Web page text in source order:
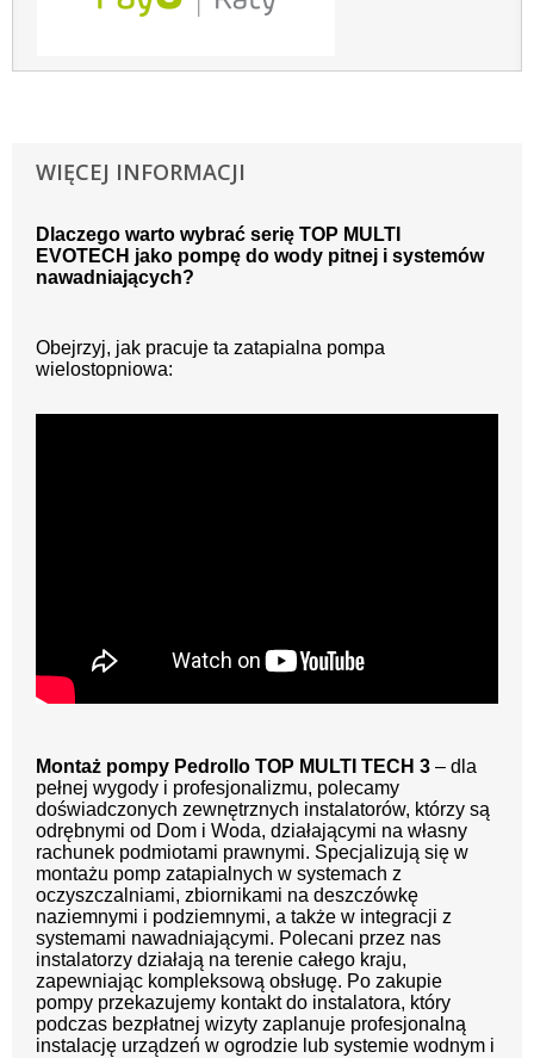
WIĘCEJ INFORMACJI
Dlaczego warto wybrać serię TOP MULTI
EVOTECH jako pompę do wody pitnej i systemów
nawadniających?
Obejrzyj, jak pracuje ta zatapialna pompa
wielostopniowa:
Montaż pompy Pedrollo TOP MULTI TECH 3 – dla
pełnej wygody i profesjonalizmu, polecamy
doświadczonych zewnętrznych instalatorów, którzy są
odrębnymi od Dom i Woda, działającymi na własny
rachunek podmiotami prawnymi. Specjalizują się w
montażu pomp zatapialnych w systemach z
oczyszczalniami, zbiornikami na deszczówkę
naziemnymi i podziemnymi, a także w integracji z
systemami nawadniającymi. Polecani przez nas
instalatorzy działają na terenie całego kraju,
zapewniając kompleksową obsługę. Po zakupie
pompy przekazujemy kontakt do instalatora, który
podczas bezpłatnej wizyty zaplanuje profesjonalną
instalację urządzeń w ogrodzie lub systemie wodnym i